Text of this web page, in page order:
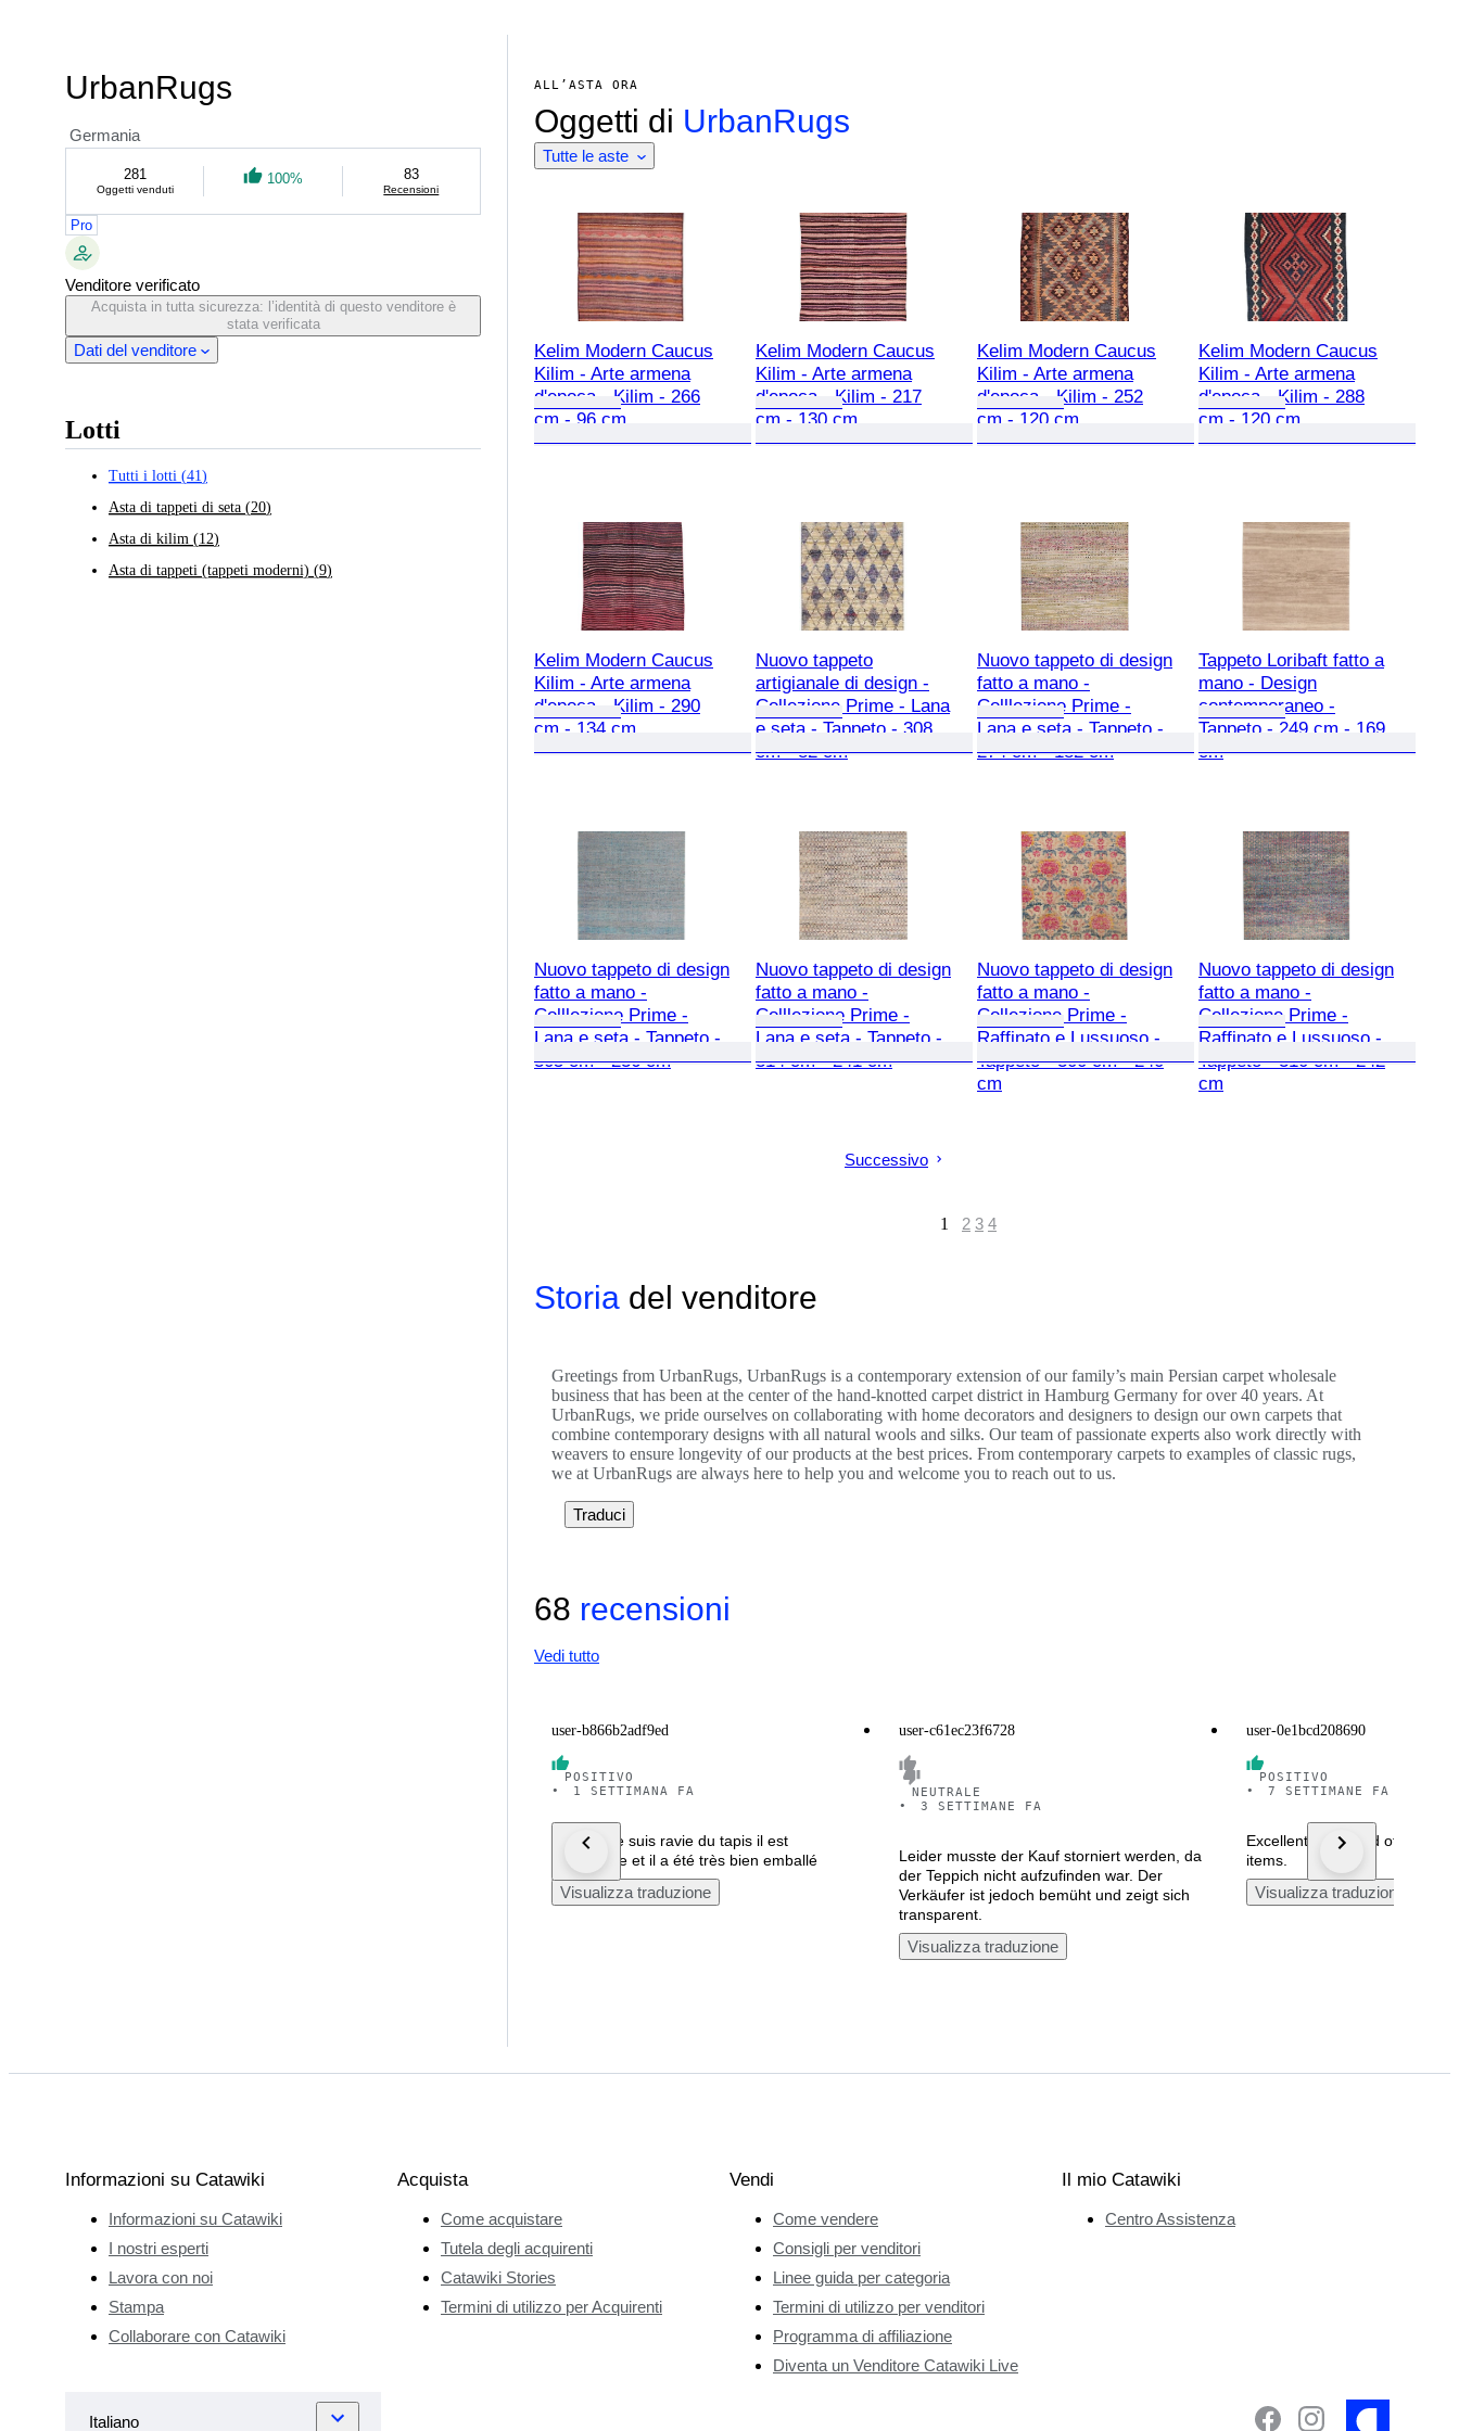
UrbanRugs
Germania
281
Oggetti venduti
100% 83
Recensioni
Pro
Venditore verificato
Acquista in tutta sicurezza: l’identità di questo venditore è
stata verificata
Dati del venditore
Lotti
Tutti i lotti (41)
Asta di tappeti di seta (20)
Asta di kilim (12)
Asta di tappeti (tappeti moderni) (9)
ALL’ASTA ORA
Oggetti di UrbanRugs
Tutte le aste
Kelim Modern Caucus
Kilim - Arte armena
d'epoca - Kilim - 266
cm - 96 cm
Kelim Modern Caucus
Kilim - Arte armena
d'epoca - Kilim - 217
cm - 130 cm
Kelim Modern Caucus
Kilim - Arte armena
d'epoca - Kilim - 252
cm - 120 cm
Kelim Modern Caucus
Kilim - Arte armena
d'epoca - Kilim - 288
cm - 120 cm
Kelim Modern Caucus
Kilim - Arte armena
d'epoca - Kilim - 290
cm - 134 cm
Nuovo tappeto
artigianale di design -
Collezione Prime - Lana
e seta - Tappeto - 308
cm - 82 cm
Nuovo tappeto di design
fatto a mano -
Colllezione Prime -
Lana e seta - Tappeto -
274 cm - 182 cm
Tappeto Loribaft fatto a
mano - Design
contemporaneo -
Tappeto - 249 cm - 169
cm
Nuovo tappeto di design
fatto a mano -
Colllezione Prime -
Lana e seta - Tappeto -
305 cm - 236 cm
Nuovo tappeto di design
fatto a mano -
Colllezione Prime -
Lana e seta - Tappeto -
314 cm - 241 cm
Nuovo tappeto di design
fatto a mano -
Collezione Prime -
Raffinato e Lussuoso -
Tappeto - 300 cm - 240
cm
Nuovo tappeto di design
fatto a mano -
Collezione Prime -
Raffinato e Lussuoso -
Tappeto - 310 cm - 242
cm
Successivo
1 2 3 4
Storia del venditore
Greetings from UrbanRugs, UrbanRugs is a contemporary extension of our family’s main Persian carpet wholesale
business that has been at the center of the hand-knotted carpet district in Hamburg Germany for over 40 years. At
UrbanRugs, we pride ourselves on collaborating with home decorators and designers to design our own carpets that
combine contemporary designs with all natural wools and silks. Our team of passionate experts also work directly with
weavers to ensure longevity of our products at the best prices. From contemporary carpets to examples of classic rugs,
we at UrbanRugs are always here to help you and welcome you to reach out to us.
Traduci
68 recensioni
Vedi tutto
user-b866b2adf9ed
POSITIVO
•
1 SETTIMANA FA
Bonjour, je suis ravie du tapis il est
magnifique et il a été très bien emballé
Visualizza traduzione
user-c61ec23f6728
NEUTRALE
•
3 SETTIMANE FA
Leider musste der Kauf storniert werden, da
der Teppich nicht aufzufinden war. Der
Verkäufer ist jedoch bemüht und zeigt sich
transparent.
Visualizza traduzione
user-0e1bcd208690
POSITIVO
•
7 SETTIMANE FA
Excellent seller and offer very
items.
Visualizza traduzione
Informazioni su Catawiki
Informazioni su Catawiki
I nostri esperti
Lavora con noi
Stampa
Collaborare con Catawiki
Acquista
Come acquistare
Tutela degli acquirenti
Catawiki Stories
Termini di utilizzo per Acquirenti
Vendi
Come vendere
Consigli per venditori
Linee guida per categoria
Termini di utilizzo per venditori
Programma di affiliazione
Diventa un Venditore Catawiki Live
Il mio Catawiki
Centro Assistenza